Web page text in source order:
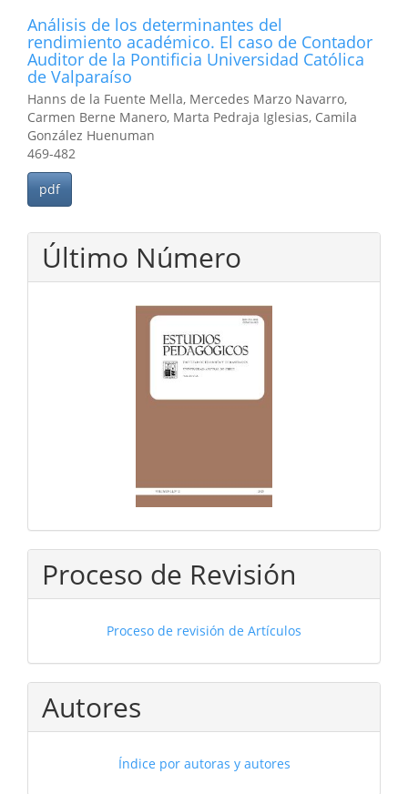
Análisis de los determinantes del
rendimiento académico. El caso de Contador
Auditor de la Pontificia Universidad Católica
de Valparaíso
Hanns de la Fuente Mella, Mercedes Marzo Navarro,
Carmen Berne Manero, Marta Pedraja Iglesias, Camila
González Huenuman
469-482
pdf
Último Número
Proceso de Revisión
Proceso de revisión de Artículos
Autores
Índice por autoras y autores